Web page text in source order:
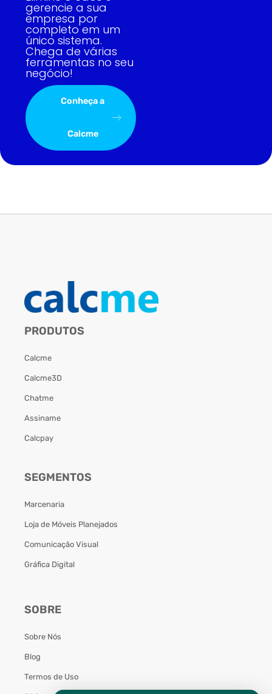
gerencie a sua
empresa por
completo em um
único sistema.
Chega de várias
ferramentas no seu
negócio!
Conheça a
Calcme
PRODUTOS
Calcme
Calcme3D
Chatme
Assiname
Calcpay
SEGMENTOS
Marcenaria
Loja de Móveis Planejados
Comunicação Visual
Gráfica Digital
SOBRE
Sobre Nós
Blog
Termos de Uso